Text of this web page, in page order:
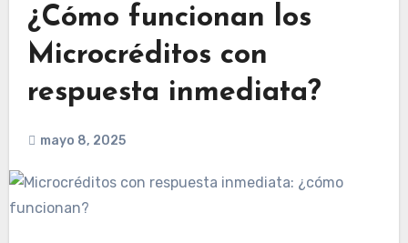
¿Cómo funcionan los
Microcréditos con
respuesta inmediata?
mayo 8, 2025